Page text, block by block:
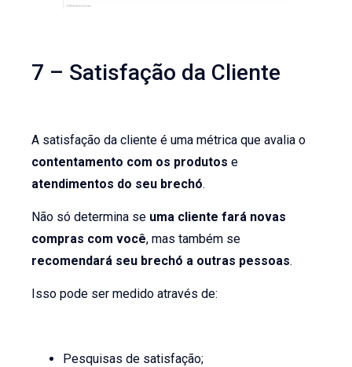
7 – Satisfação da Cliente
A satisfação da cliente é uma métrica que avalia o
contentamento com os produtos e
atendimentos do seu brechó.
Não só determina se uma cliente fará novas
compras com você, mas também se
recomendará seu brechó a outras pessoas.
Isso pode ser medido através de:
Pesquisas de satisfação;